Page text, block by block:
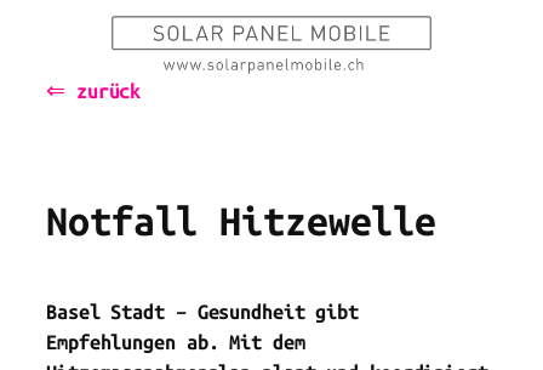
Inhalt⇐ zurück
Notfall Hitzewelle
Basel Stadt – Gesundheit gibt
Empfehlungen ab. Mit dem